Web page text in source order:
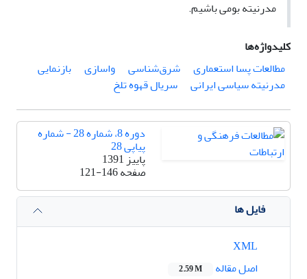
مدرنیته بومی باشیم.
کلیدواژه‌ها
مطالعات پسا استعماری
شرق‌شناسی واسازی
بازنمایی
مدرنیته سیاسی ایرانی
سریال قهوه تلخ
دوره 8، شماره 28 - شماره
پیاپی 28
پاییز 1391
صفحه121-146
فایل ها
اصل مقاله
2.59 M